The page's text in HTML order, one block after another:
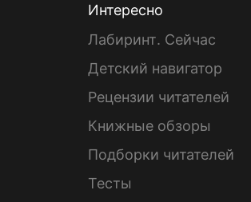
Интересно
Лабиринт. Сейчас
Детский навигатор
Рецензии читателей
Книжные обзоры
Подборки читателей
Тесты